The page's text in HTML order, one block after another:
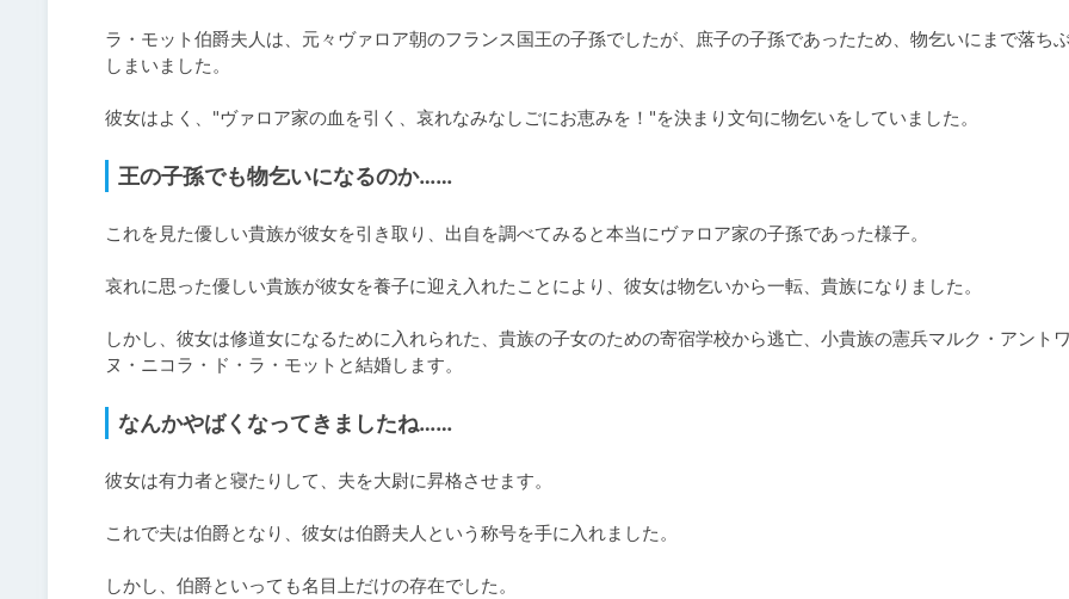
ラ・モット伯爵夫人は、元々ヴァロア朝のフランス国王の子孫でしたが、庶子の子孫であったため、物乞いにまで落ち
しまいました。
彼女はよく、"ヴァロア家の血を引く、哀れなみなしごにお恵みを！"を決まり文句に物乞いをしていました。
王の子孫でも物乞いになるのか……
これを見た優しい貴族が彼女を引き取り、出自を調べてみると本当にヴァロア家の子孫であった様子。
哀れに思った優しい貴族が彼女を養子に迎え入れたことにより、彼女は物乞いから一転、貴族になりました。
しかし、彼女は修道女になるために入れられた、貴族の子女のための寄宿学校から逃亡、小貴族の憲兵マルク・アント
なんかやばくなってきましたね……
彼女は有力者と寝たりして、夫を大尉に昇格させます。
これで夫は伯爵となり、彼女は伯爵夫人という称号を手に入れました。
しかし、伯爵といっても名目上だけの存在でした。